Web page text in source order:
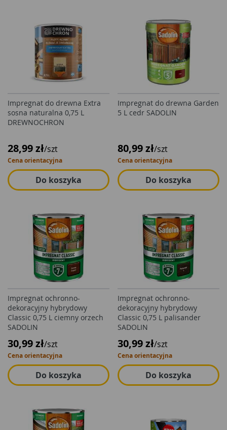
Impregnat do drewna Extra
sosna naturalna 0,75 L
DREWNOCHRON
28,99 zł/szt
Cena orientacyjna
Do koszyka
Impregnat do drewna Garden
5 L cedr SADOLIN
80,99 zł/szt
Cena orientacyjna
Do koszyka
Impregnat ochronno-
dekoracyjny hybrydowy
Classic 0,75 L ciemny orzech
SADOLIN
30,99 zł/szt
Cena orientacyjna
Do koszyka
Impregnat ochronno-
dekoracyjny hybrydowy
Classic 0,75 L palisander
SADOLIN
30,99 zł/szt
Cena orientacyjna
Do koszyka